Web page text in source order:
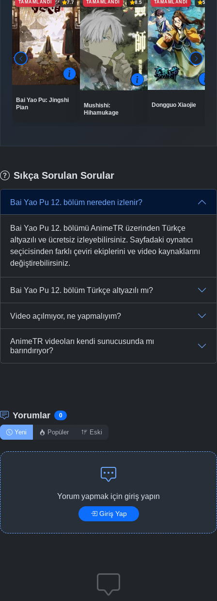
TAMAMLANDI 7.7
Bai Yao Pu: Jingshi
Pian
TAMAMLANDI 8.5
Mushishi:
Hihamukage
TAMAMLANDI 5.9
Dongguo Xiaojie
Sıkça Sorulan Sorular
Bai Yao Pu 12. bölüm nereden izlenir?
Bai Yao Pu 12. bölümü AnimeTR üzerinden Türkçe
altyazılı ve ücretsiz izleyebilirsiniz. Sayfadaki oynatıcı
seçicisinden farklı çeviri ekiplerini ve video kaynaklarını
değiştirebilirsiniz.
Bai Yao Pu 12. bölüm Türkçe altyazılı mı?
Video açılmıyor, ne yapmalıyım?
AnimeTR videoları kendi sunucusunda mı
barındırıyor?
Yorumlar 0
Yeni Popüler Eski
Yorum yapmak için giriş yapın
Giriş Yap